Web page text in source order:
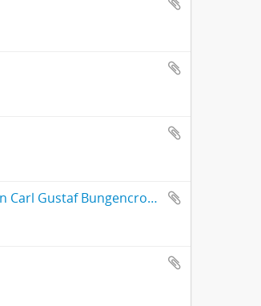
Brev till generallöjtnanten Johan Didrik Duwall (1723-1801) från kanslisekreteraren Carl Gustaf Bungencrona (1747-1795)